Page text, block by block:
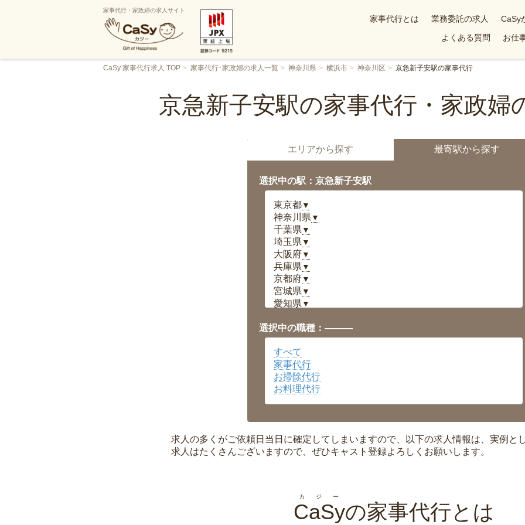
家事代行・家政婦の求人サイト
家事代行とは 業務委託の求人 CaSy
よくある質問
お仕
CaSy 家事代行求人 TOP 家事代行･家政婦の求人一覧 神奈川県 横浜市 神奈川区 京急新子安駅の家事代行
京急新子安駅の家事代行・家政婦
エリアから探す 最寄駅から探す
選択中の駅：京急新子安駅
東京都▼
神奈川県 ▼
千葉県 ▼
埼玉県 ▼
大阪府▼
兵庫県 ▼
京都府▼
宮城県 ▼
愛知県 ▼
岡山県▼
広島県▼
沖縄県
選択中の職種：———
すべて
家事代行
お掃除代行
お料理代行
求人の多くがご依頼日当日に確定してしまいますので、以下の求人情報は、実例と
求人はたくさんございますので、ぜひキャスト登録よろしくお願いします。
CaSy
カジー
の家事代行とは